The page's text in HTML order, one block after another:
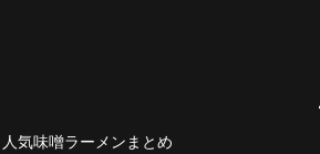
人気味噌ラーメンまとめ